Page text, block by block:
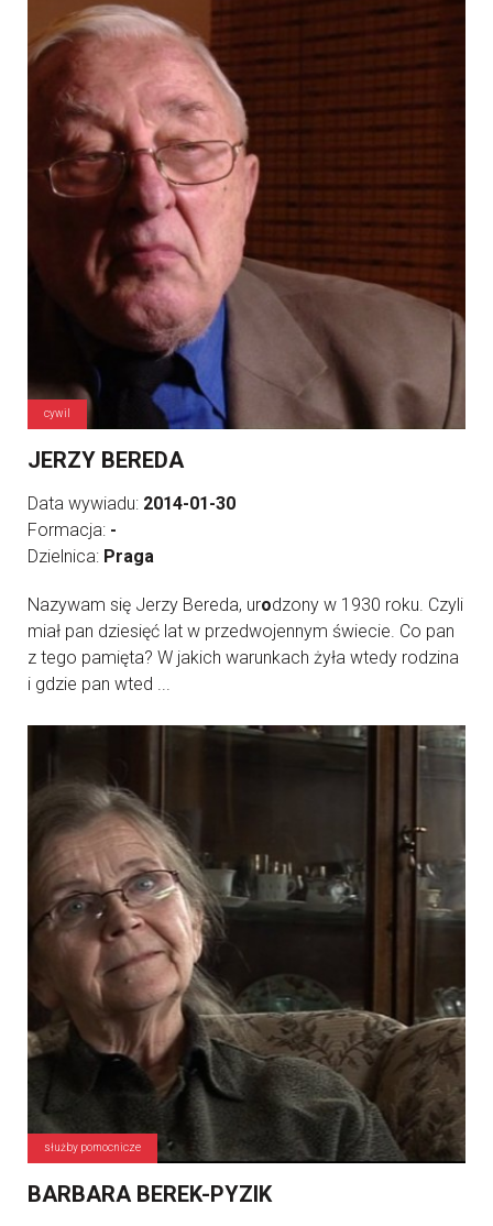
cywil
JERZY BEREDA
Data wywiadu: 2014-01-30
Formacja: -
Dzielnica: Praga
Nazywam się Jerzy Bereda, urodzony w 1930 roku. Czyli
miał pan dziesięć lat w przedwojennym świecie. Co pan
z tego pamięta? W jakich warunkach żyła wtedy rodzina
i gdzie pan wted ...
służby pomocnicze
BARBARA BEREK-PYZIK